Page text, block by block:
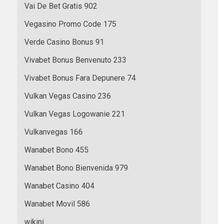
Vai De Bet Gratis 902
Vegasino Promo Code 175
Verde Casino Bonus 91
Vivabet Bonus Benvenuto 233
Vivabet Bonus Fara Depunere 74
Vulkan Vegas Casino 236
Vulkan Vegas Logowanie 221
Vulkanvegas 166
Wanabet Bono 455
Wanabet Bono Bienvenida 979
Wanabet Casino 404
Wanabet Movil 586
wikini